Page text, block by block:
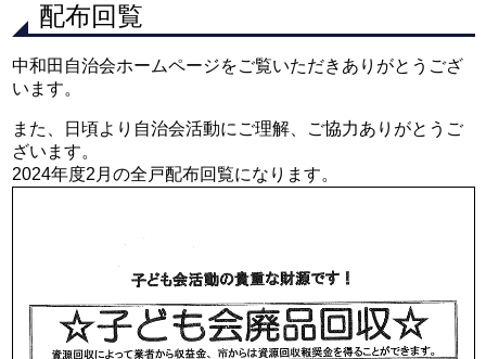
配布回覧
中和田自治会ホームページをご覧いただきありがとうござ
います。
また、日頃より自治会活動にご理解、ご協力ありがとうご
ざいます。
2024年度2月の全戸配布回覧になります。